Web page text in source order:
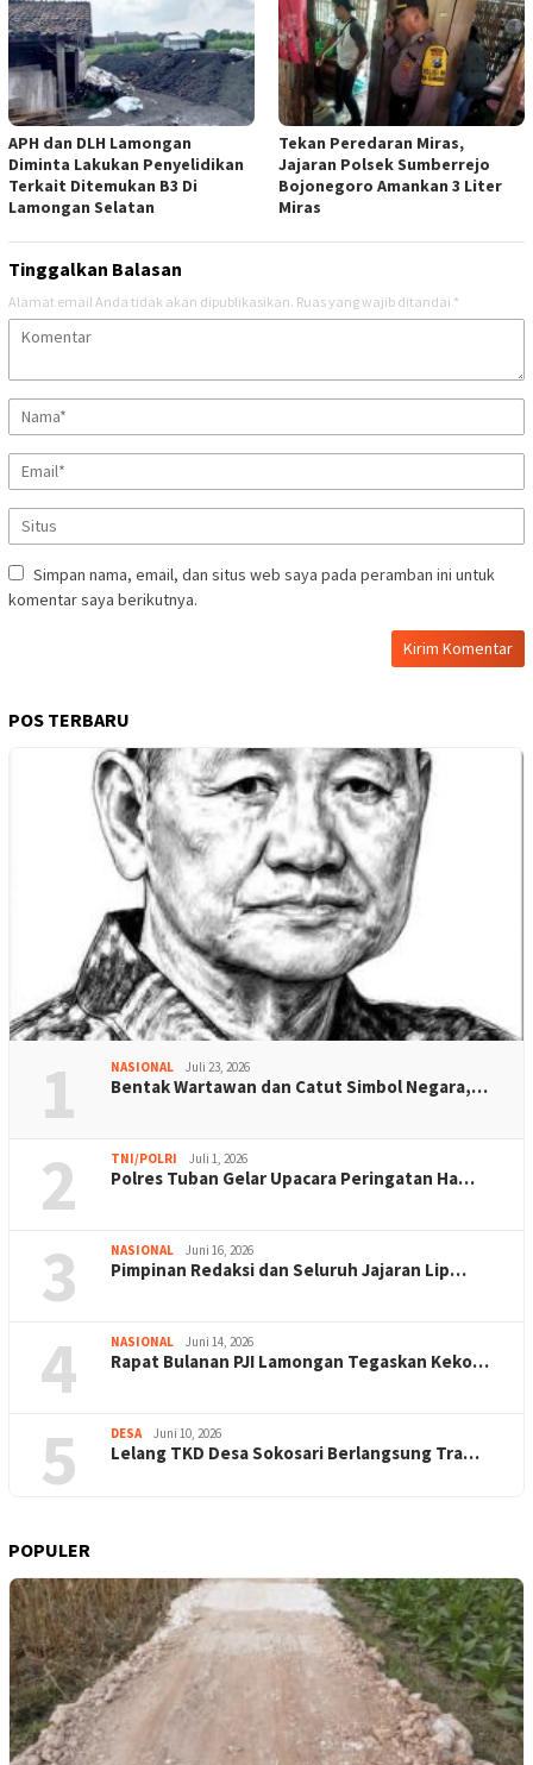
APH dan DLH Lamongan
Diminta Lakukan Penyelidikan
Terkait Ditemukan B3 Di
Lamongan Selatan
Tekan Peredaran Miras,
Jajaran Polsek Sumberrejo
Bojonegoro Amankan 3 Liter
Miras
Tinggalkan Balasan
Alamat email Anda tidak akan dipublikasikan. Ruas yang wajib ditandai *
Simpan nama, email, dan situs web saya pada peramban ini untuk
komentar saya berikutnya.
POS TERBARU
1 NASIONAL Juli 23, 2026
Bentak Wartawan dan Catut Simbol Negara,…
2 TNI/POLRI Juli 1, 2026
Polres Tuban Gelar Upacara Peringatan Ha…
3 NASIONAL Juni 16, 2026
Pimpinan Redaksi dan Seluruh Jajaran Lip…
4 NASIONAL Juni 14, 2026
Rapat Bulanan PJI Lamongan Tegaskan Keko…
5 DESA Juni 10, 2026
Lelang TKD Desa Sokosari Berlangsung Tra…
POPULER